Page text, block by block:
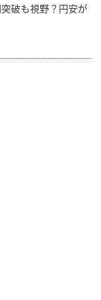
破も視野？円安が